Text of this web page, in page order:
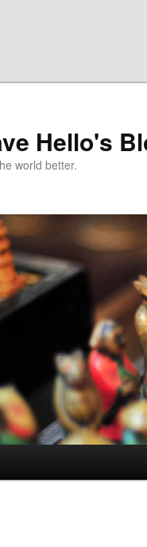
Hello's
world better.